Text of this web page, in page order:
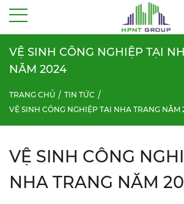
VỆ SINH CÔNG NGHIỆP TẠI
NĂM 2024
TRANG CHỦ
TIN TỨC
VỆ SINH CÔNG NGHIỆP TẠI NHA TRANG NĂM
VỆ SINH CÔNG
NHA TRANG NĂM